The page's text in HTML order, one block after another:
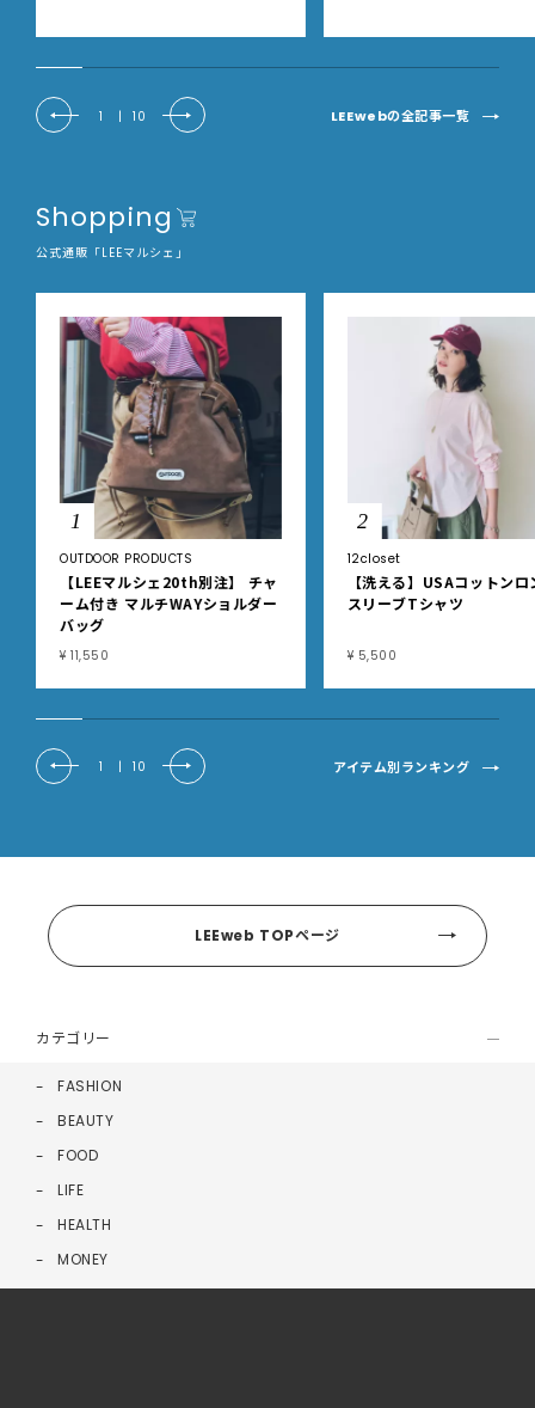
1 | 10 LEEwebの全記事一覧
Shopping
公式通販「LEEマルシェ」
1
OUTDOOR PRODUCTS
【LEEマルシェ20th別注】 チャ
ーム付き マルチWAYショルダー
バッグ
¥ 11,550
2
12closet
【洗える】USAコットンロ
スリーブTシャツ
¥ 5,500
1 | 10 アイテム別ランキング
LEEweb TOPページ
カテゴリー
FASHION
BEAUTY
FOOD
LIFE
HEALTH
MONEY
FORTUNE